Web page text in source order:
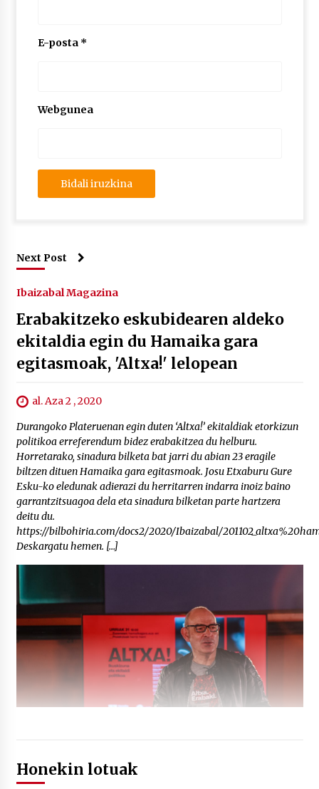
E-posta *
Webgunea
Next Post
Ibaizabal Magazina
Erabakitzeko eskubidearen aldeko
ekitaldia egin du Hamaika gara
egitasmoak, 'Altxa!' lelopean
al. Aza 2 , 2020
Durangoko Plateruenan egin duten ‘Altxa!’ ekitaldiak etorkizun
politikoa erreferendum bidez erabakitzea du helburu.
Horretarako, sinadura bilketa bat jarri du abian 23 eragile
biltzen dituen Hamaika gara egitasmoak. Josu Etxaburu Gure
Esku-ko eledunak adierazi du herritarren indarra inoiz baino
garrantzitsuagoa dela eta sinadura bilketan parte hartzera
deitu du.
https://bilbohiria.com/docs2/2020/Ibaizabal/
Deskargatu hemen. […]
Honekin lotuak